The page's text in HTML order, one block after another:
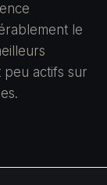
le
peu actifs sur